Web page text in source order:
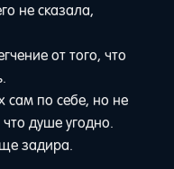
не сказала,
от того, что
сам по себе, но не
душе угодно.
задира.